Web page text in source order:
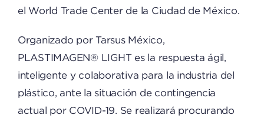
el World Trade Center de la Ciudad de México.
Organizado por Tarsus México,
PLASTIMAGEN® LIGHT es la respuesta ágil,
inteligente y colaborativa para la industria del
plástico, ante la situación de contingencia
actual por COVID-19. Se realizará procurando